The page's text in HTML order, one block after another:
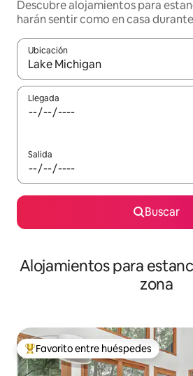
Descubre alojamientos para
harán sentir como en casa
Ubicación
Cuando los resultados estén
Llegada
Salida
Buscar
Alojamientos para
zona
De los mejores en Favorito entre
Favorito entre huéspedes